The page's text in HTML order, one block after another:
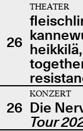
26
THEATER
26
KONZERT
Die
Tour